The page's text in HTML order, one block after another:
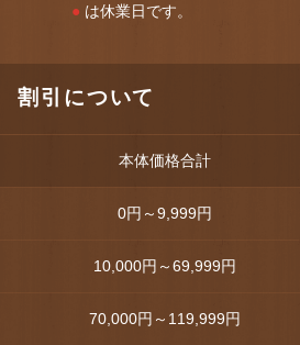
● は休業日です。
割引について
本体価格合計
0円～9,999円
10,000円～69,999円
70,000円～119,999円